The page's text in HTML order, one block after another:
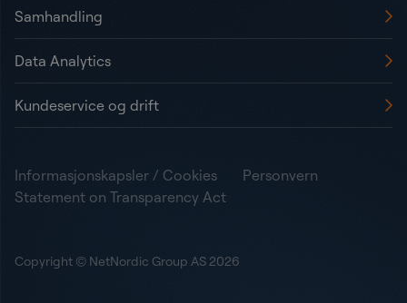
Samhandling
Data Analytics
Kundeservice og drift
Informasjonskapsler / Cookies
Personvern
Statement on Transparency Act
Copyright © NetNordic Group AS 2026